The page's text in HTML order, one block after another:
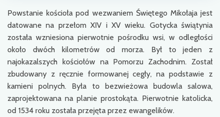
Powstanie kościoła pod wezwaniem Świętego Mikołaja jest
datowane na przełom XIV i XV wieku. Gotycka świątynia
została wzniesiona pierwotnie pośrodku wsi, w odległości
około dwóch kilometrów od morza. Był to jeden z
najokazalszych kościołów na Pomorzu Zachodnim. Został
zbudowany z ręcznie formowanej cegły, na podstawie z
kamieni polnych. Była to bezwieżowa budowla salowa,
zaprojektowana na planie prostokąta. Pierwotnie katolicka,
od 1534 roku została przejęta przez ewangelików.